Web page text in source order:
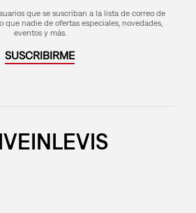
que se suscriban a la lista de correo de
que nadie de ofertas especiales, novedades,
eventos y más.
SUSCRIBIRME